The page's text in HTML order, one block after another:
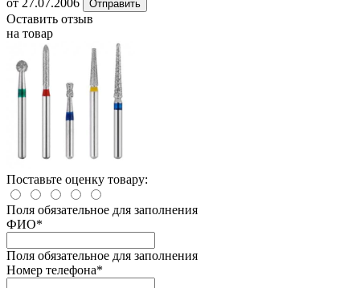
Отправить
Оставить отзыв
на товар
Поставьте оценку товару:
Поля обязательное для заполнения
ФИО*
Поля обязательное для заполнения
Номер телефона*